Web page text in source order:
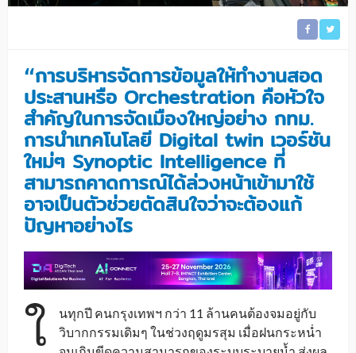
“การบริหารจัดการข้อมูลให้ทำงานสอด
ประสานหรือ Orchestration คือหัวใจ
สำคัญในการจัดเมืองใหญ่อย่าง กทม.
การนำเทคโนโลยี Digital twin เวอร์ชัน
ใหม่ๆ Synoptic Intelligence ที่
สามารถคาดการณ์ได้ล่วงหน้าเข้ามาใช้
อาจเป็นตัวช่วยตัดสินใจว่าจะต้องแก้
ปัญหาอย่างไร
ใ
นทุกปี คนกรุงเทพฯ กว่า 11 ล้านคนต้องจมอยู่กับ
วิบากกรรมเดิมๆ ในช่วงฤดูมรสุม เมื่อฝนกระหน่ำ